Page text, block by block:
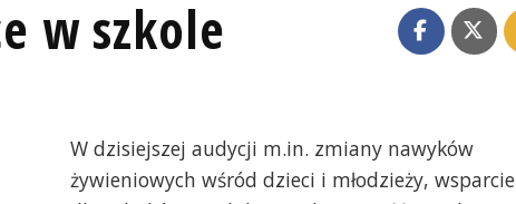
w szkole
W dzisiejszej audycji m.in. zmiany nawyków
żywieniowych wśród dzieci i młodzieży, wsparcie